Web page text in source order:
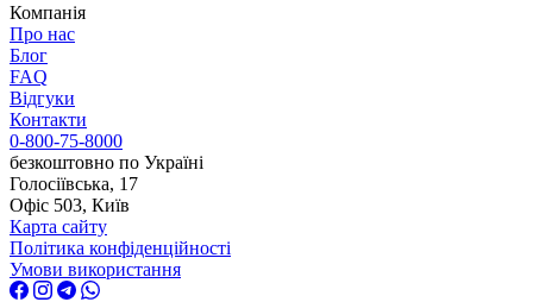
Компанія
Про нас
Блог
FAQ
Відгуки
Контакти
0-800-75-8000
безкоштовно по Україні
Голосіївська, 17
Офіс 503, Київ
Карта сайту
Політика конфіденційності
Умови використання